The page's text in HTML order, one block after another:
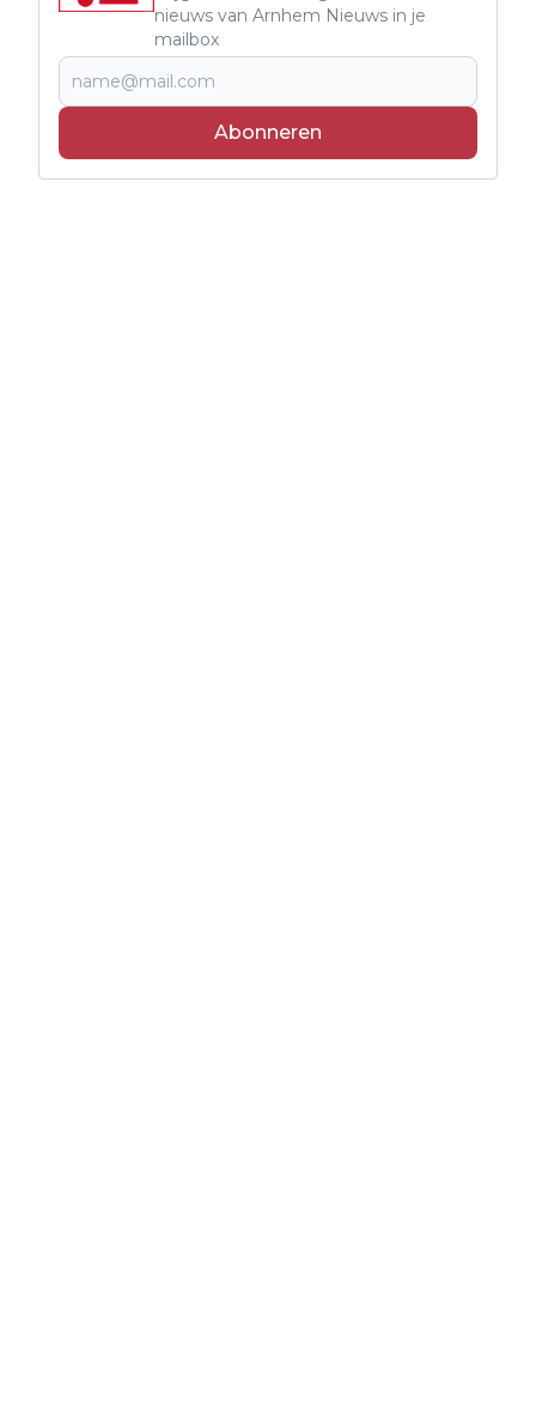
nieuws van Arnhem Nieuws in je
mailbox
Abonneren